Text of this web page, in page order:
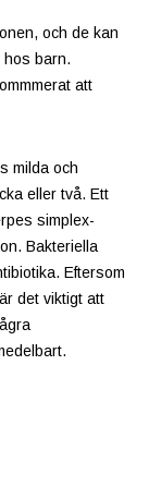
och de kan
hos barn.
att
milda och
eller två. Ett
simplex-
Bakteriella
Eftersom
det viktigt att